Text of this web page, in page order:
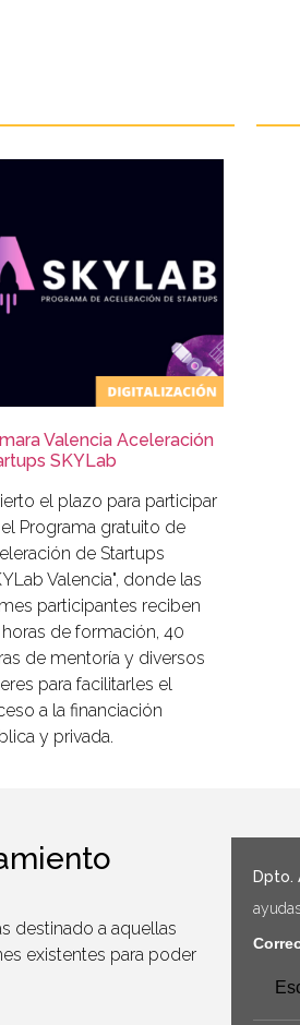
Valencia Aceleración
SKYLab
el plazo para participar
Programa gratuito de
de Startups
Valencia", donde las
participantes reciben
de formación, 40
de mentoría y diversos
para facilitarles el
a la financiación
y privada.
destinado a aquellas
existentes para poder
Dpto.